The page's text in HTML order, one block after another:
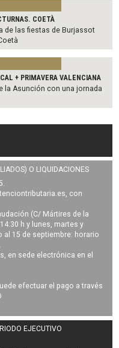
COETÀ
de las fiestas de Burjassot
+ PRIMAVERA VALENCIANA
la Asunción con una jornada
O LIQUIDACIONES
, con
(C/ Mártires de la
h y lunes, martes y
al 15 de septiembre: horario
en sede electrónica en el
efectuar el pago a través
EJECUTIVO